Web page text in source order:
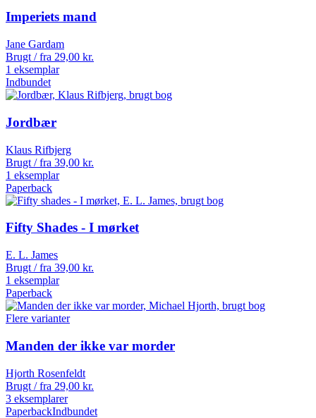
Imperiets mand
Jane Gardam
Brugt / fra 29,00 kr.
1 eksemplar
Indbundet
Jordbær
Klaus Rifbjerg
Brugt / fra 39,00 kr.
1 eksemplar
Paperback
Fifty Shades - I mørket
E. L. James
Brugt / fra 39,00 kr.
1 eksemplar
Paperback
Flere varianter
Manden der ikke var morder
Hjorth Rosenfeldt
Brugt / fra 29,00 kr.
3 eksemplarer
PaperbackIndbundet